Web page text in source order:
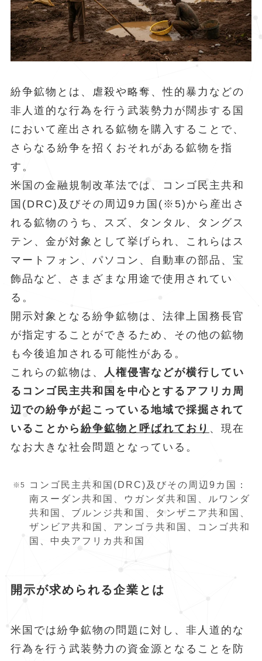
紛争鉱物とは、虐殺や略奪、性的暴力などの
非人道的な行為を行う武装勢力が闊歩する国
において産出される鉱物を購入することで、
さらなる紛争を招くおそれがある鉱物を指
す。
米国の金融規制改革法では、コンゴ民主共和
国(DRC)及びその周辺9カ国(※5)から産出さ
れる鉱物のうち、スズ、タンタル、タングス
テン、金が対象として挙げられ、これらはス
マートフォン、パソコン、自動車の部品、宝
飾品など、さまざまな用途で使用されてい
る。
開示対象となる紛争鉱物は、法律上国務長官
が指定することができるため、その他の鉱物
も今後追加される可能性がある。
これらの鉱物は、
人権侵害などが横行してい
るコンゴ民主共和国を中心とするアフリカ周
辺での紛争が起こっている地域で採掘されて
いることから 紛争鉱物と呼ばれており 、現在
なお大きな社会問題となっている。
コンゴ民主共和国(DRC)及びその周辺9カ国：
南スーダン共和国、ウガンダ共和国、ルワンダ
共和国、ブルンジ共和国、タンザニア共和国、
ザンビア共和国、アンゴラ共和国、コンゴ共和
国、中央アフリカ共和国
開示が求められる企業とは
米国では紛争鉱物の問題に対し、非人道的な
行為を行う武装勢力の資金源となることを防